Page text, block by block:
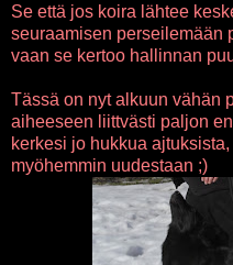
Se että jos koira lähtee
seuraamisen perseilemään
vaan se kertoo hallinnan
Tässä on nyt alkuun vähän
aiheeseen liittvästi paljon
kerkesi jo hukkua
myöhemmin uudestaan ;)